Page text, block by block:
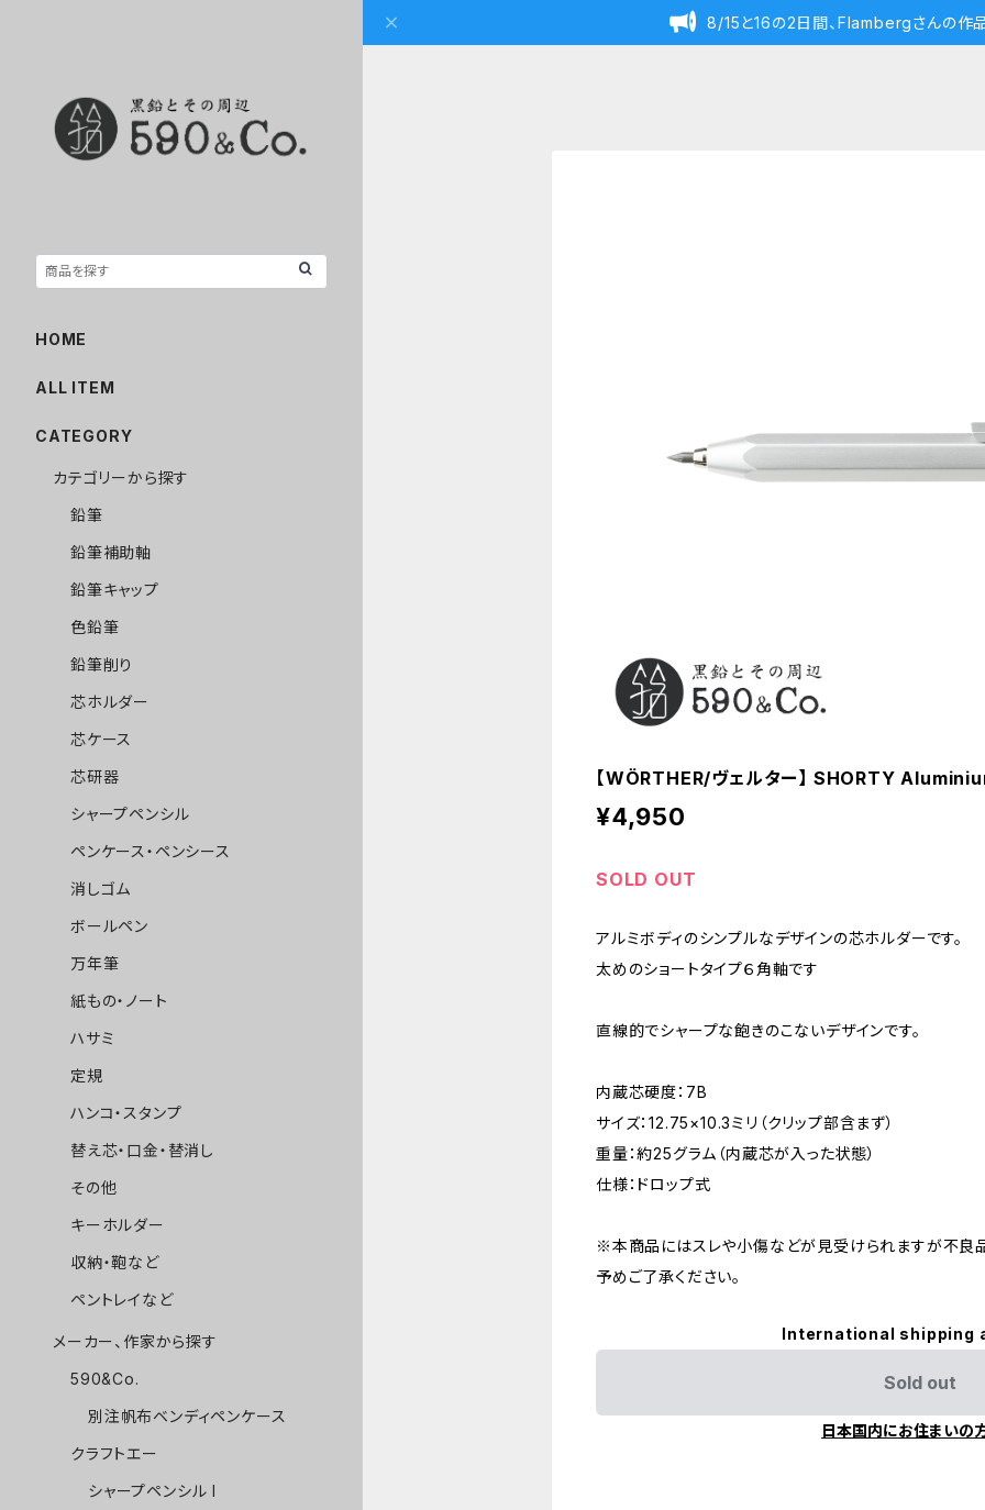
8/15と16の2日間、Flambergさんの作
【WÖRTHER/ヴェルター】 SHORTY
¥4,950
SOLD OUT
アルミボディのシンプルなデザインの芯ホルダーです。
太めのショートタイプ６角軸です
直線的でシャープな飽きのこないデザインです。
内蔵芯硬度：7B
サイズ：12.75×10.3ミリ（クリップ部含まず）
重量：約25グラム（内蔵芯が入った状態）
仕様：ドロップ式
※本商品にはスレや小傷などが見受けられますが不良品
予めご了承ください。
International shipping
Sold out
日本国内にお住まいの
HOME
ALL ITEM
CATEGORY
カテゴリーから探す
鉛筆
鉛筆補助軸
鉛筆キャップ
色鉛筆
鉛筆削り
芯ホルダー
芯ケース
芯研器
シャープペンシル
ペンケース・ペンシース
消しゴム
ボールペン
万年筆
紙もの・ノート
ハサミ
定規
ハンコ・スタンプ
替え芯・口金・替消し
その他
キーホルダー
収納・鞄など
ペントレイなど
メーカー、作家から探す
590&Co.
別注帆布ベンディペンケース
クラフトエー
シャープペンシル I